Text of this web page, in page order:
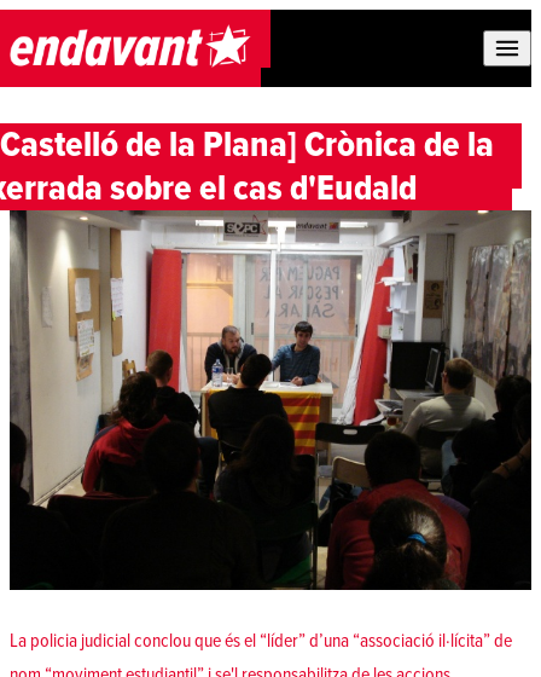
Skip to content
de la Plana] Crònica de la
sobre el cas d'Eudald
La policia judicial conclou que és el “líder” d’una “associació il·lícita” de